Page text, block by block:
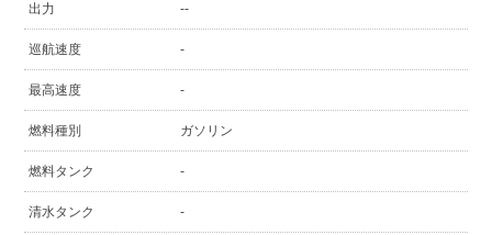
出力 --
巡航速度 -
最高速度 -
燃料種別 ガソリン
燃料タンク -
清水タンク -